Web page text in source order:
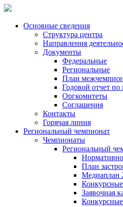
Основные сведения
Структура центра
Направления
Документы
Федеральные
Региональные
План
Годовой отчет
Оргкомитеты
Соглашения
Контакты
Горячая линия
Региональный чемпионат
Чемпионаты
Региональный
План
Медиаплан
Заявочная
Конкурсные